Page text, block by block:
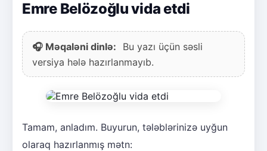
Emre Belözoğlu vida etdi
🎧 Məqaləni dinlə:
Bu yazı üçün səsli
versiya hələ hazırlanmayıb.
Tamam, anladım. Buyurun, tələblərinizə uyğun
olaraq hazırlanmış mətn: